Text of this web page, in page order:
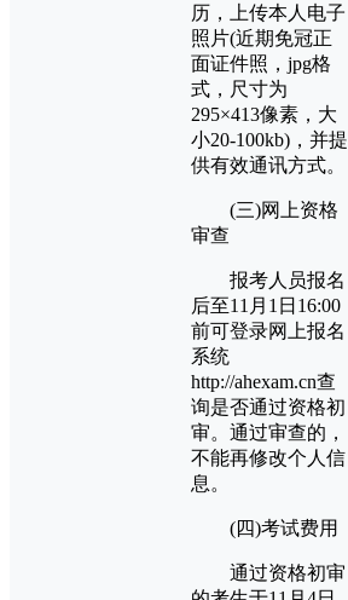
历，上传本人电子
照片(近期免冠正
面证件照，jpg格
式，尺寸为
295×413像素，大
小20-100kb)，并提
供有效通讯方式。
(三)网上资格
审查
报考人员报名
后至11月1日16:00
前可登录网上报名
系统
http://ahexam.cn查
询是否通过资格初
审。通过审查的，
不能再修改个人信
息。
(四)考试费用
通过资格初审